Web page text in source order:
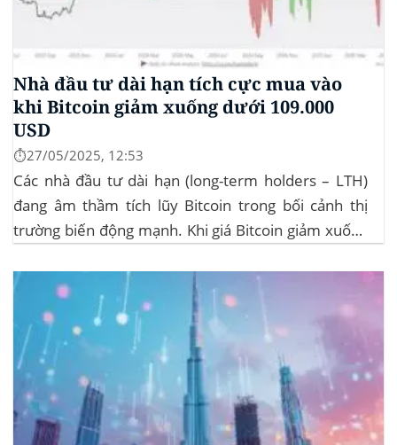
Nhà đầu tư dài hạn tích cực mua vào
khi Bitcoin giảm xuống dưới 109.000
USD
⏱️27/05/2025, 12:53
Các nhà đầu tư dài hạn (long-term holders – LTH)
đang âm thầm tích lũy Bitcoin trong bối cảnh thị
trường biến động mạnh. Khi giá Bitcoin giảm xuống
khiến hơn 185 triệu USD vị thế mua bị xóa...